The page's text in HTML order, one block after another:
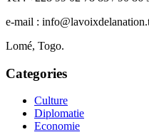
e-mail :
Lomé, Togo.
Categories
Culture
Diplomatie
Economie